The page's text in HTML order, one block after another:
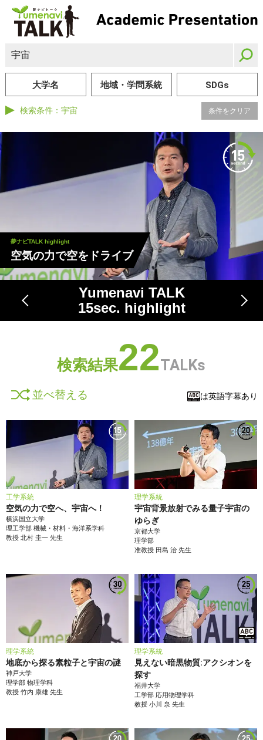
大学名 地域・学問系統 SDGs
検索条件： 宇宙 条件をクリア
Yumenavi TALK
15sec. highlight
夢ナビTALK highlight
空気の力で空をドライブ
検索結果22TALKs
並べ替える は英語字幕あり
工学系統
空気の力で空へ、宇宙へ！
横浜国立大学
理工学部 機械・材料・海洋系学科
教授 北村 圭一先生
理学系統
宇宙背景放射でみる量子宇宙の
ゆらぎ
京都大学
理学部
准教授 田島 治 先生
理学系統
地底から探る素粒子と宇宙の謎
神戸大学
理学部 物理学科
教授 竹内 康雄先生
理学系統
見えない暗黒物質:アクシオンを
探す
福井大学
工学部 応用物理学科
教授 小川 泉 先生